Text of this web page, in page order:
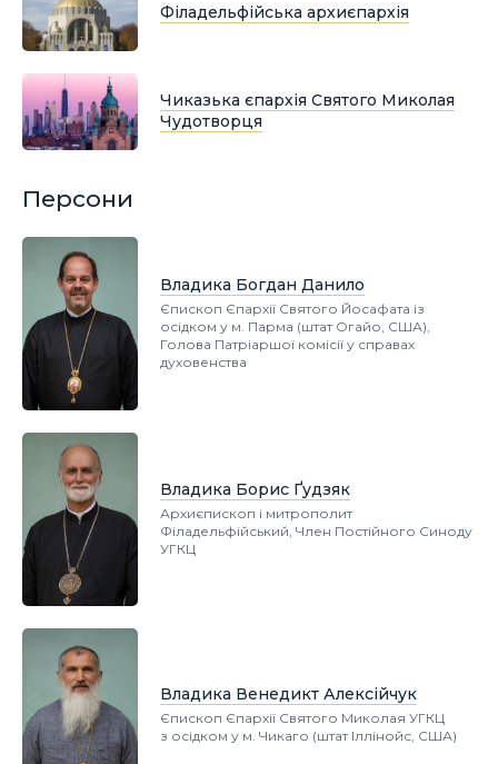
Філадельфійська архиєпархія
Чиказька єпархія Святого Миколая
Чудотворця
Персони
Владика Богдан Данило
Єпископ Єпархії Святого Йосафата із
осідком у м. Парма (штат Огайо, США),
Голова Патріаршої комісії у справах
духовенства
Владика Борис Ґудзяк
Архиєпископ і митрополит
Філадельфійський, Член Постійного Синоду
УГКЦ
Владика Венедикт Алексійчук
Єпископ Єпархії Святого Миколая УГКЦ
з осідком у м. Чикаго (штат Іллінойс, США)